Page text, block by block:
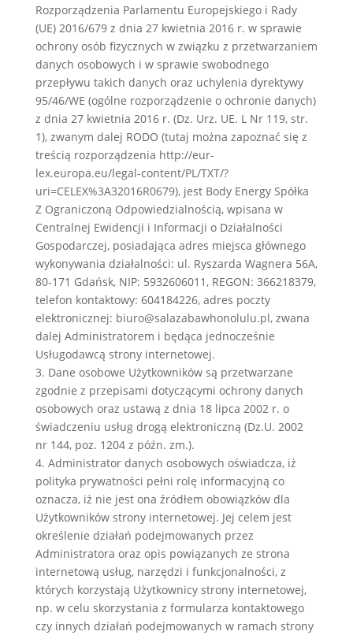
Rozporządzenia Parlamentu Europejskiego i Rady
(UE) 2016/679 z dnia 27 kwietnia 2016 r. w sprawie
ochrony osób fizycznych w związku z przetwarzaniem
danych osobowych i w sprawie swobodnego
przepływu takich danych oraz uchylenia dyrektywy
95/46/WE (ogólne rozporządzenie o ochronie danych)
z dnia 27 kwietnia 2016 r. (Dz. Urz. UE. L Nr 119, str.
1), zwanym dalej RODO (tutaj można zapoznać się z
treścią rozporządzenia http://eur-
lex.europa.eu/legal-content/PL/TXT/?
uri=CELEX%3A32016R0679), jest Body Energy Spółka
Z Ograniczoną Odpowiedzialnością, wpisana w
Centralnej Ewidencji i Informacji o Działalności
Gospodarczej, posiadająca adres miejsca głównego
wykonywania działalności: ul. Ryszarda Wagnera 56A,
80-171 Gdańsk, NIP: 5932606011, REGON: 366218379,
telefon kontaktowy: 604184226, adres poczty
elektronicznej: biuro@salazabawhonolulu.pl, zwana
dalej Administratorem i będąca jednocześnie
Usługodawcą strony internetowej.
3. Dane osobowe Użytkowników są przetwarzane
zgodnie z przepisami dotyczącymi ochrony danych
osobowych oraz ustawą z dnia 18 lipca 2002 r. o
świadczeniu usług drogą elektroniczną (Dz.U. 2002
nr 144, poz. 1204 z późn. zm.).
4. Administrator danych osobowych oświadcza, iż
polityka prywatności pełni rolę informacyjną co
oznacza, iż nie jest ona źródłem obowiązków dla
Użytkowników strony internetowej. Jej celem jest
określenie działań podejmowanych przez
Administratora oraz opis powiązanych ze strona
internetową usług, narzędzi i funkcjonalności, z
których korzystają Użytkownicy strony internetowej,
np. w celu skorzystania z formularza kontaktowego
czy innych działań podejmowanych w ramach strony